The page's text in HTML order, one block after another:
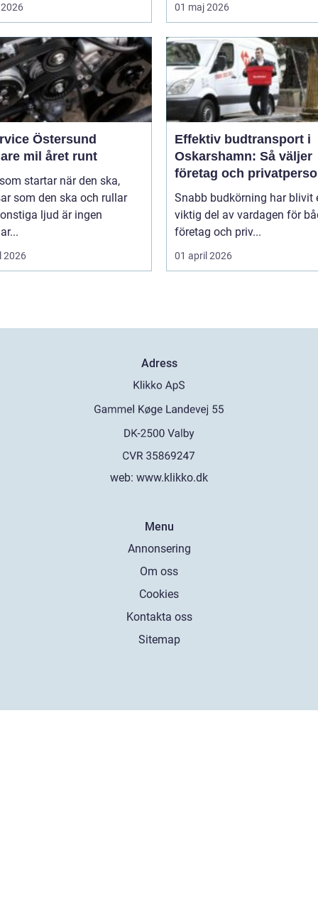
01 maj 2026
Östersund
mil året runt
startar när den ska,
som den ska och rullar
ljud är ingen
2026
Effektiv budtransport i
Oskarshamn: Så väljer
företag och
rätt lösning
Snabb budkörning har blivit
viktig del av vardagen för
företag och priv...
01 april 2026
Adress
web: www.klikko.dk
Menu
Annonsering
Om oss
Cookies
Kontakta oss
Sitemap